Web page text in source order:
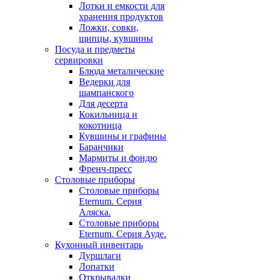
Лотки и емкости для
хранения продуктов
Ложки, совки,
щипцы, кувшины
Посуда и предметы
сервировки
Блюда металические
Ведерки для
шампанского
Для десерта
Кокильница и
кокотница
Кувшины и графины
Баранчики
Мармиты и фондю
Френч-пресс
Столовые приборы
Столовые приборы
Eternum. Серия
Аляска.
Столовые приборы
Eternum. Серия Ауде.
Кухонный инвентарь
Дуршлаги
Лопатки
Открывалки